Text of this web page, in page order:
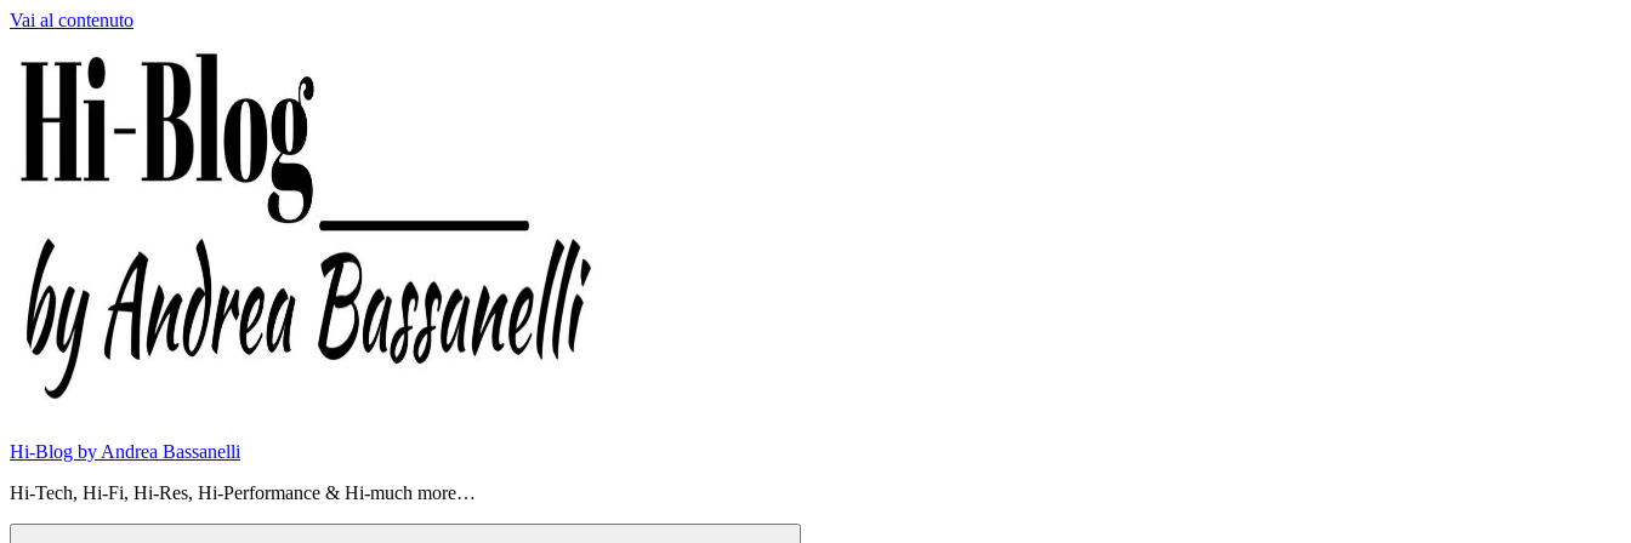
Vai al contenuto
Hi-Blog by Andrea Bassanelli
Hi-Tech, Hi-Fi, Hi-Res, Hi-Performance & Hi-much more…